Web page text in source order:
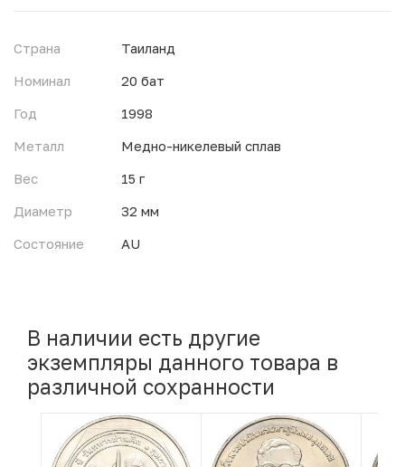
Страна
Таиланд
Номинал
20 бат
Год
1998
Металл
Медно-никелевый сплав
Вес
15 г
Диаметр
32 мм
Состояние
AU
В наличии есть другие
экземпляры данного товара в
различной сохранности